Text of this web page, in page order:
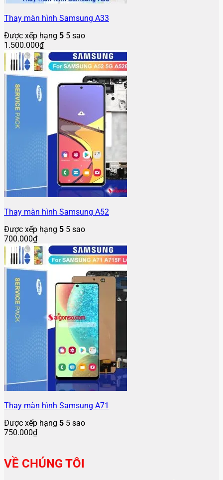
Thay màn hình Samsung A33
Được xếp hạng 5 5 sao
1.500.000₫
Thay màn hình Samsung A52
Được xếp hạng 5 5 sao
700.000₫
Thay màn hình Samsung A71
Được xếp hạng 5 5 sao
750.000₫
VỀ CHÚNG TÔI